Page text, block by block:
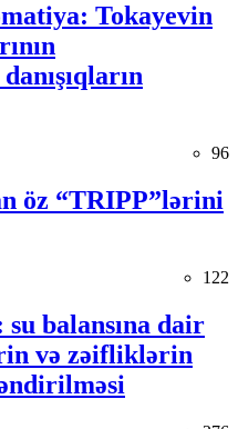
Tokayevin
96
öz “TRIPP”lərini
122
balansına dair
və zəifliklərin